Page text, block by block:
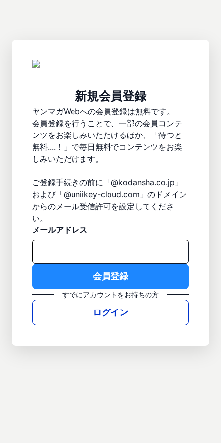
新規会員登録
ヤンマガWebへの会員登録は無料です。
会員登録を行うことで、一部の会員コンテ
ンツをお楽しみいただけるほか、「待つと
無料....！」で毎日無料でコンテンツをお楽
しみいただけます。
ご登録手続きの前に「@kodansha.co.jp」
および「@uniikey-cloud.com」のドメイン
からのメール受信許可を設定してくださ
い。
メールアドレス
すでにアカウントをお持ちの方